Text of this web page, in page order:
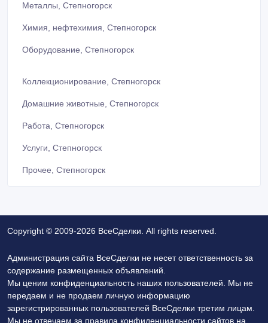
Металлы, Степногорск
Химия, нефтехимия, Степногорск
Оборудование, Степногорск
Коллекционирование, Степногорск
Домашние животные, Степногорск
Работа, Степногорск
Услуги, Степногорск
Прочее, Степногорск
Copyright © 2009-2026 ВсеСделки. All rights reserved.
Администрация сайта ВсеСделки не несет ответственность за
содержание размещенных объявлений.
Мы ценим конфиденциальность наших пользователей. Мы не
передаем и не продаем личную информацию
зарегистрированных пользователей ВсеСделки третим лицам.
Мы не отвечаем за правила конфиденциальности сайтов на